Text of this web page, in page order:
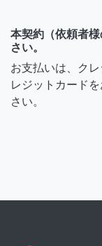
本契約（依頼者
さい。
お支払いは、ク
レジットカード
さい。